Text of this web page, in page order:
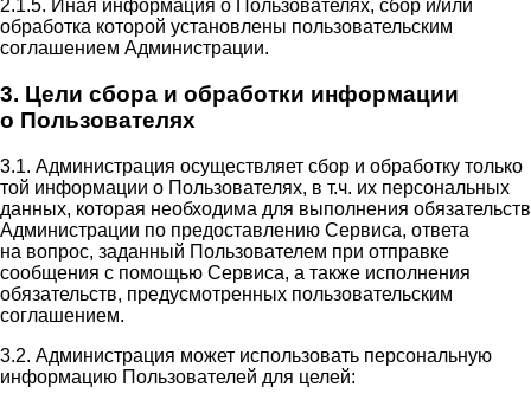
2.1.5. Иная информация о Пользователях, сбор и/или
обработка которой установлены пользовательским
соглашением Администрации.
3. Цели сбора и обработки информации
о Пользователях
3.1. Администрация осуществляет сбор и обработку только
той информации о Пользователях, в т.ч. их персональных
данных, которая необходима для выполнения обязательств
Администрации по предоставлению Сервиса, ответа
на вопрос, заданный Пользователем при отправке
сообщения с помощью Сервиса, а также исполнения
обязательств, предусмотренных пользовательским
соглашением.
3.2. Администрация может использовать персональную
информацию Пользователей для целей: